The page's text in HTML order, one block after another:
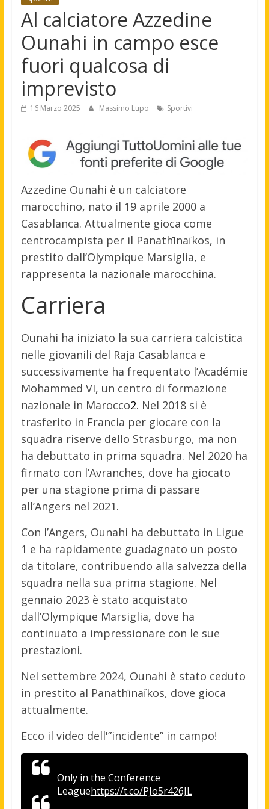
Al calciatore Azzedine
Ounahi in campo esce
fuori qualcosa di
imprevisto
16 Marzo 2025 Massimo Lupo Sportivi
Azzedine Ounahi è un calciatore
marocchino, nato il 19 aprile 2000 a
Casablanca. Attualmente gioca come
centrocampista per il Panathīnaïkos, in
prestito dall’Olympique Marsiglia, e
rappresenta la nazionale marocchina.
Carriera
Ounahi ha iniziato la sua carriera calcistica
nelle giovanili del Raja Casablanca e
successivamente ha frequentato l’Académie
Mohammed VI, un centro di formazione
nazionale in Marocco2. Nel 2018 si è
trasferito in Francia per giocare con la
squadra riserve dello Strasburgo, ma non
ha debuttato in prima squadra. Nel 2020 ha
firmato con l’Avranches, dove ha giocato
per una stagione prima di passare
all’Angers nel 2021.
Con l’Angers, Ounahi ha debuttato in Ligue
1 e ha rapidamente guadagnato un posto
da titolare, contribuendo alla salvezza della
squadra nella sua prima stagione. Nel
gennaio 2023 è stato acquistato
dall’Olympique Marsiglia, dove ha
continuato a impressionare con le sue
prestazioni.
Nel settembre 2024, Ounahi è stato ceduto
in prestito al Panathīnaïkos, dove gioca
attualmente.
Ecco il video dell'”incidente” in campo!
Only in the Conference
Leaguehttps://t.co/PJo5r426JL